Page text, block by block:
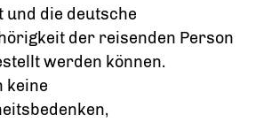
und die deutsche
der reisenden Person
werden können.
keine